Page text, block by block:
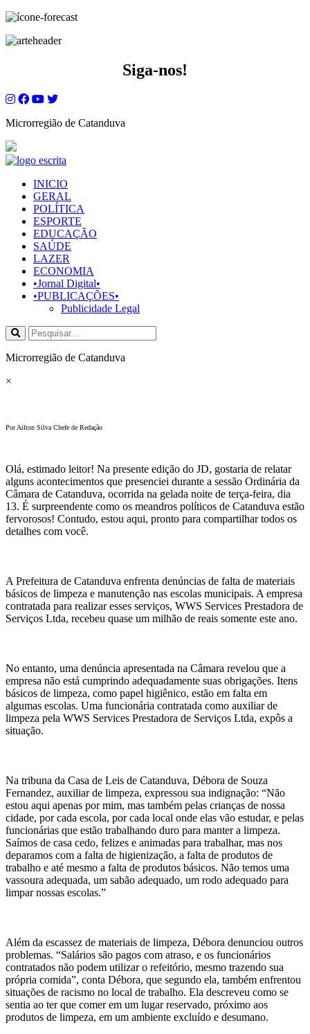
Siga-nos!
Microrregião de Catanduva
INICIO
GERAL
POLÍTICA
ESPORTE
EDUCAÇÃO
SAÚDE
LAZER
ECONOMIA
•Jornal Digital•
•PUBLICAÇÕES•
Publicidade Legal
Microrregião de Catanduva
×
Por Ailton Silva Chefe de Redação
Olá, estimado leitor! Na presente edição do JD, gostaria de relatar
alguns acontecimentos que presenciei durante a sessão Ordinária da
Câmara de Catanduva, ocorrida na gelada noite de terça-feira, dia
13. É surpreendente como os meandros políticos de Catanduva estão
fervorosos! Contudo, estou aqui, pronto para compartilhar todos os
detalhes com você.
A Prefeitura de Catanduva enfrenta denúncias de falta de materiais
básicos de limpeza e manutenção nas escolas municipais. A empresa
contratada para realizar esses serviços, WWS Services Prestadora de
Serviços Ltda, recebeu quase um milhão de reais somente este ano.
No entanto, uma denúncia apresentada na Câmara revelou que a
empresa não está cumprindo adequadamente suas obrigações. Itens
básicos de limpeza, como papel higiênico, estão em falta em
algumas escolas. Uma funcionária contratada como auxiliar de
limpeza pela WWS Services Prestadora de Serviços Ltda, expôs a
situação.
Na tribuna da Casa de Leis de Catanduva, Débora de Souza
Fernandez, auxiliar de limpeza, expressou sua indignação: “Não
estou aqui apenas por mim, mas também pelas crianças de nossa
cidade, por cada escola, por cada local onde elas vão estudar, e pelas
funcionárias que estão trabalhando duro para manter a limpeza.
Saímos de casa cedo, felizes e animadas para trabalhar, mas nos
deparamos com a falta de higienização, a falta de produtos de
trabalho e até mesmo a falta de produtos básicos. Não temos uma
vassoura adequada, um sabão adequado, um rodo adequado para
limpar nossas escolas.”
Além da escassez de materiais de limpeza, Débora denunciou outros
problemas. “Salários são pagos com atraso, e os funcionários
contratados não podem utilizar o refeitório, mesmo trazendo sua
própria comida”, conta Débora, que segundo ela, também enfrentou
situações de racismo no local de trabalho. Ela descreveu como se
sentia ao ter que comer em um lugar reservado, próximo aos
produtos de limpeza, em um ambiente excluído e desumano.